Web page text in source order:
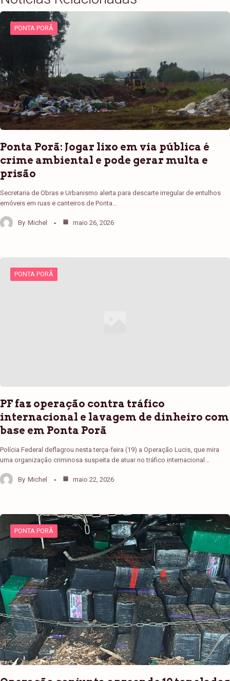
PONTA PORÃ
Ponta Porã: Jogar lixo em via pública é
crime ambiental e pode gerar multa e
prisão
Secretaria de Obras e Urbanismo alerta para descarte irregular de entulhos
emóveis em ruas e canteiros de Ponta…
By Michel maio 26, 2026
PONTA PORÃ
PF faz operação contra tráfico
internacional e lavagem de dinheiro com
base em Ponta Porã
Polícia Federal deflagrou nesta terça-feira (19) a Operação Lucis, que mira
uma organização criminosa suspeita de atuar no tráfico internacional…
By Michel maio 22, 2026
PONTA PORÃ